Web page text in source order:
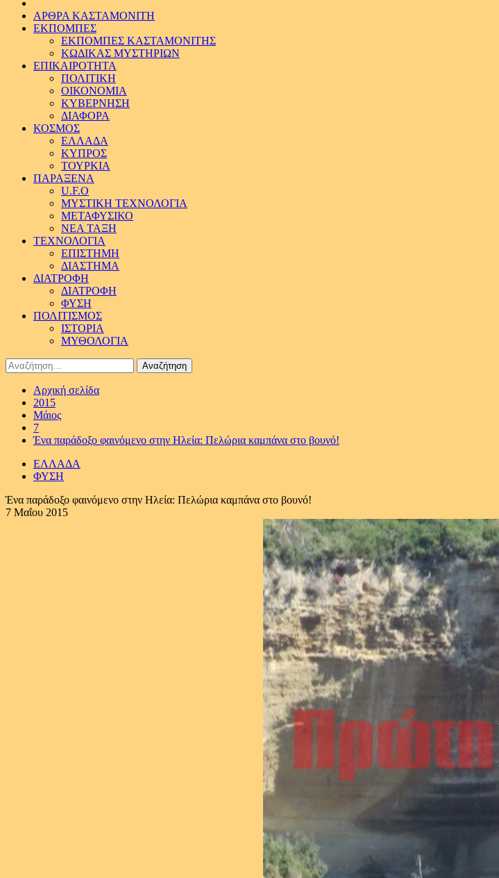
ΑΡΘΡΑ ΚΑΣΤΑΜΟΝΙΤΗ
ΕΚΠΟΜΠΕΣ
ΕΚΠΟΜΠΕΣ ΚΑΣΤΑΜΟΝΙΤΗΣ
ΚΩΔΙΚΑΣ ΜΥΣΤΗΡΙΩΝ
ΕΠΙΚΑΙΡΟΤΗΤΑ
ΠΟΛΙΤΙΚΗ
ΟΙΚΟΝΟΜΙΑ
ΚΥΒΕΡΝΗΣΗ
ΔΙΑΦΟΡΑ
ΚΟΣΜΟΣ
ΕΛΛΑΔΑ
ΚΥΠΡΟΣ
ΤΟΥΡΚΙΑ
ΠΑΡΑΞΕΝΑ
U.F.O
ΜΥΣΤΙΚΗ ΤΕΧΝΟΛΟΓΙΑ
ΜΕΤΑΦΥΣΙΚΟ
ΝΕΑ ΤΑΞΗ
ΤΕΧΝΟΛΟΓΙΑ
ΕΠΙΣΤΗΜΗ
ΔΙΑΣΤΗΜΑ
ΔΙΑΤΡΟΦΗ
ΔΙΑΤΡΟΦΗ
ΦΥΣΗ
ΠΟΛΙΤΙΣΜΟΣ
ΙΣΤΟΡΙΑ
ΜΥΘΟΛΟΓΙΑ
Αναζήτηση
για:
Αρχική σελίδα
2015
Μάιος
7
Ένα παράδοξο φαινόμενο στην Ηλεία: Πελώρια καμπάνα στο βουνό!
ΕΛΛΑΔΑ
ΦΥΣΗ
Ένα παράδοξο φαινόμενο στην Ηλεία: Πελώρια καμπάνα στο βουνό!
7 Μαΐου 2015